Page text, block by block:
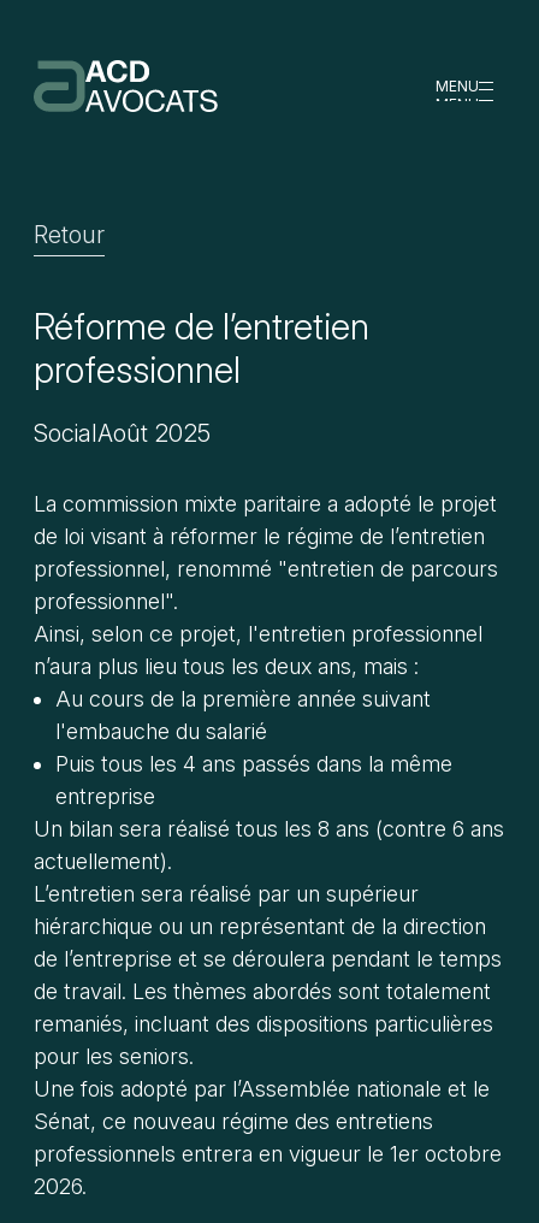
MENU
MENU
Retour
Réforme de l’entretien
professionnel
SocialAoût 2025
La commission mixte paritaire a adopté le projet
de loi visant à réformer le régime de l’entretien
professionnel, renommé "entretien de parcours
professionnel".
Ainsi, selon ce projet, l'entretien professionnel
n’aura plus lieu tous les deux ans, mais :
Au cours de la première année suivant
l'embauche du salarié
Puis tous les 4 ans passés dans la même
entreprise
Un bilan sera réalisé tous les 8 ans (contre 6 ans
actuellement).
L’entretien sera réalisé par un supérieur
hiérarchique ou un représentant de la direction
de l’entreprise et se déroulera pendant le temps
de travail. Les thèmes abordés sont totalement
remaniés, incluant des dispositions particulières
pour les seniors.
Une fois adopté par l’Assemblée nationale et le
Sénat, ce nouveau régime des entretiens
professionnels entrera en vigueur le 1er octobre
2026.